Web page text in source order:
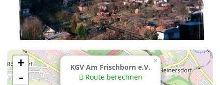
×
KGV Am Frischborn e.V.
Route berechnen
+
-